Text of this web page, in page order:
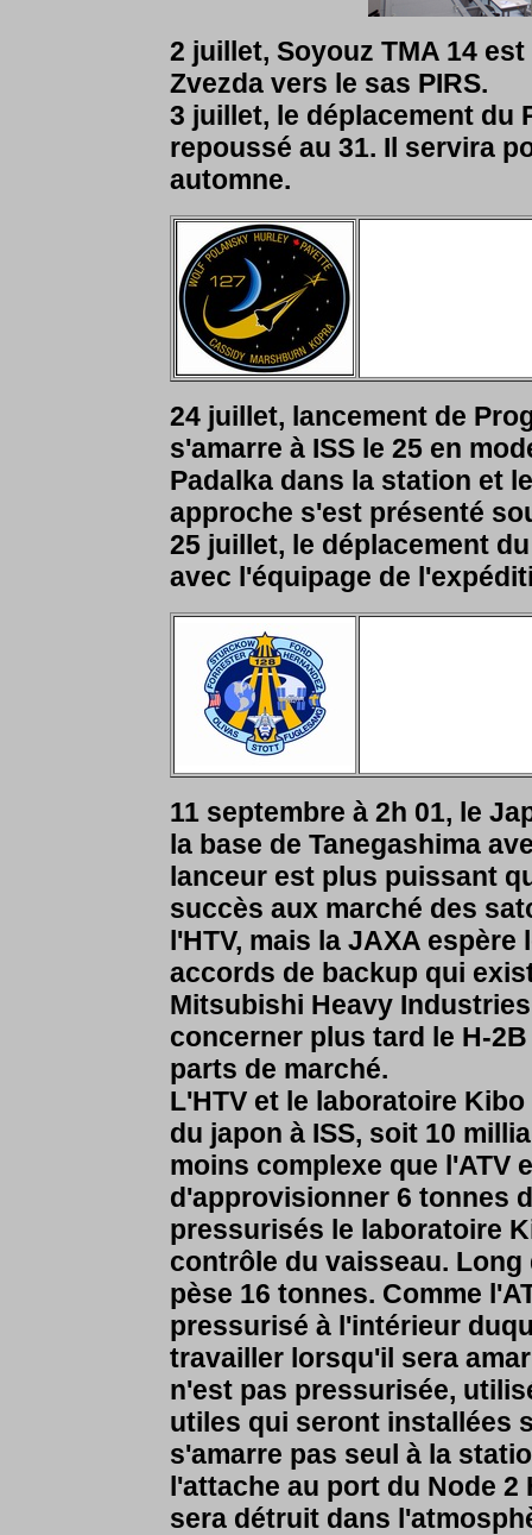
2 juillet, Soyouz TMA 14
Zvezda vers le sas PIRS.
3 juillet, le déplacement du
repoussé au 31. Il servira
automne.
24 juillet, lancement de
s'amarre à ISS le 25 en
Padalka dans la station et
approche s'est présenté
25 juillet, le déplacement
avec l'équipage de
11 septembre à 2h 01, le
la base de Tanegashima
lanceur est plus puissant
succès aux marché des
l'HTV, mais la JAXA
accords de backup qui
Mitsubishi Heavy
concerner plus tard le H-
parts de marché.
L'HTV et le laboratoire
du japon à ISS, soit 10
moins complexe que l'ATV
d'approvisionner 6 tonnes
pressurisés le laboratoire
contrôle du vaisseau. Long
pèse 16 tonnes. Comme
pressurisé à l'intérieur
travailler lorsqu'il sera
n'est pas pressurisée,
utiles qui seront installées
s'amarre pas seul à la
l'attache au port du Node 2
sera détruit dans